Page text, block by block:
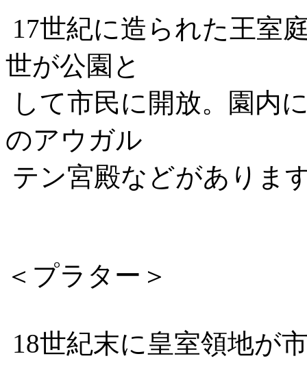
17世紀に造られた王室
世が公園と
して市民に開放。園内
のアウガル
テン宮殿などがありま
＜プラター＞
18世紀末に皇室領地が